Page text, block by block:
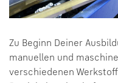
Zu Beginn Deiner
manuellen und
verschiedenen